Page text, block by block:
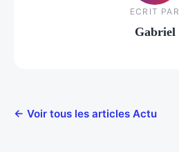
ECRIT PAR
Gabriel
← Voir tous les articles Actu